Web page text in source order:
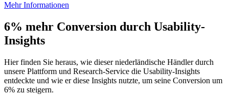
Mehr Informationen
6% mehr Conversion durch Usability-
Insights
Hier finden Sie heraus, wie dieser niederländische Händler durch
unsere Plattform und Research-Service die Usability-Insights
entdeckte und wie er diese Insights nutzte, um seine Conversion um
6% zu steigern.